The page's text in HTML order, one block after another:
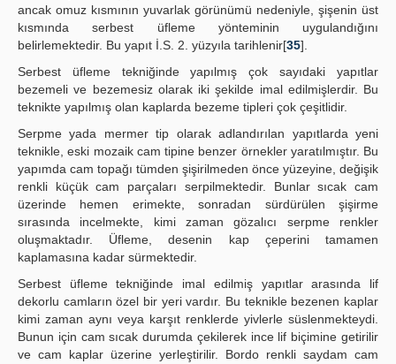
ancak omuz kısmının yuvarlak görünümü nedeniyle, şişenin üst
kısmında serbest üfleme yönteminin uygulandığını
belirlemektedir. Bu yapıt İ.S. 2. yüzyıla tarihlenir[35].
Serbest üfleme tekniğinde yapılmış çok sayıdaki yapıtlar
bezemeli ve bezemesiz olarak iki şekilde imal edilmişlerdir. Bu
teknikte yapılmış olan kaplarda bezeme tipleri çok çeşitlidir.
Serpme yada mermer tip olarak adlandırılan yapıtlarda yeni
teknikle, eski mozaik cam tipine benzer örnekler yaratılmıştır. Bu
yapımda cam topağı tümden şişirilmeden önce yüzeyine, değişik
renkli küçük cam parçaları serpilmektedir. Bunlar sıcak cam
üzerinde hemen erimekte, sonradan sürdürülen şişirme
sırasında incelmekte, kimi zaman gözalıcı serpme renkler
oluşmaktadır. Üfleme, desenin kap çeperini tamamen
kaplamasına kadar sürmektedir.
Serbest üfleme tekniğinde imal edilmiş yapıtlar arasında lif
dekorlu camların özel bir yeri vardır. Bu teknikle bezenen kaplar
kimi zaman aynı veya karşıt renklerde yivlerle süslenmekteydi.
Bunun için cam sıcak durumda çekilerek ince lif biçimine getirilir
ve cam kaplar üzerine yerleştirilir. Bordo renkli saydam cam